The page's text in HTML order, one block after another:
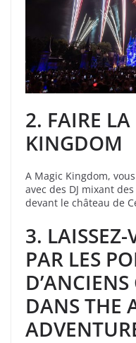
2. FAIRE
KINGDOM
A Magic Kingdom,
avec des DJ mixant
devant le château de
3. LAISSEZ-
PAR LES
DANS THE